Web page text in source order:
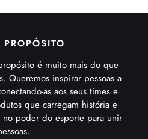
é muito mais do que
Queremos inspirar pessoas a
as aos seus times e
que carregam história e
poder do esporte para unir